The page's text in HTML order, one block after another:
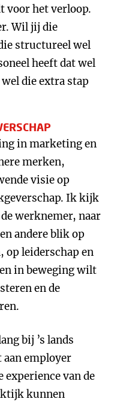
voor het verloop.
Wil jij die
structureel wel
heeft dat wel
die extra stap
in marketing en
merken,
visie op
Ik kijk
werknemer, naar
andere blik op
op leiderschap en
in beweging wilt
en de
bij ’s lands
employer
experience van de
kunnen